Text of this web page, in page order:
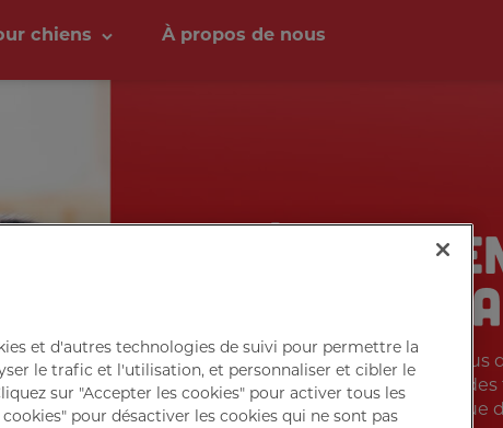
chiens À propos de nous
RÉGALS
Donnez à votre chien un peu plus
tendres et fondants, offerts dans
amusantes que
et d'autres technologies de suivi pour permettre la
le trafic et l'utilisation, et personnaliser et cibler le
sur "Accepter les cookies" pour activer tous les
pour désactiver les cookies qui ne sont pas